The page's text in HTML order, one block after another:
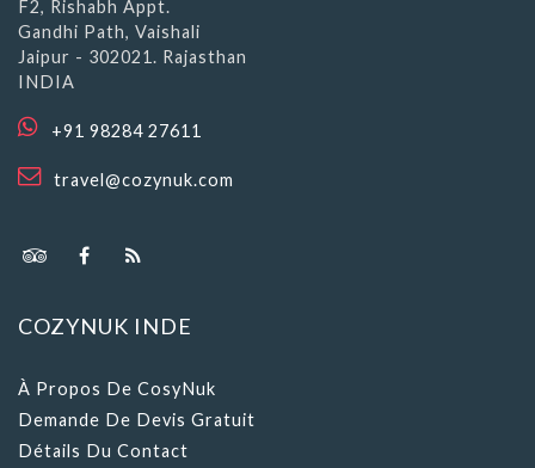
F2, Rishabh Appt.
Gandhi Path, Vaishali
Jaipur - 302021. Rajasthan
INDIA
+91 98284 27611
travel@cozynuk.com
COZYNUK INDE
À Propos De CosyNuk
Demande De Devis Gratuit
Détails Du Contact